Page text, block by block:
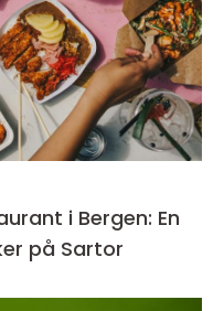
i Bergen: En
på Sartor